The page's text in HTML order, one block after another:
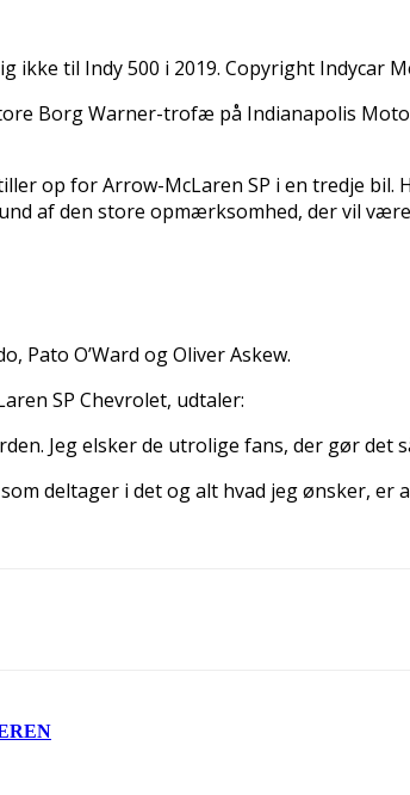
ikke til Indy 500 i 2019. Copyright Indycar
Borg Warner-trofæ på Indianapolis
op for Arrow-McLaren SP i en tredje
af den store opmærksomhed, der vil
Pato O’Ward og Oliver Askew.
SP Chevrolet, udtaler:
Jeg elsker de utrolige fans, der gør
deltager i det og alt hvad jeg ønsker, er